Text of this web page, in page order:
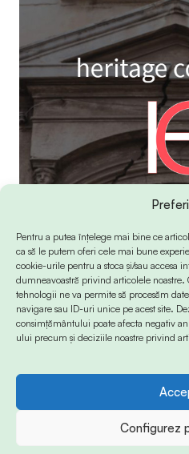
Pentru a putea înțelege mai bine ce
ca să le putem oferi cele mai bune
cookie-urile pentru a stoca și/sau accesa
dumneavoastră privind articolele
tehnologii ne va permite să procesăm
navigare sau ID-uri unice pe acest site.
consimțământului poate afecta negativ
ului precum și deciziile noastre privind
Configurez
© 2024 Info-